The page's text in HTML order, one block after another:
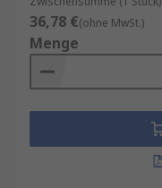
36,78 €(ohne MwSt.)
Menge